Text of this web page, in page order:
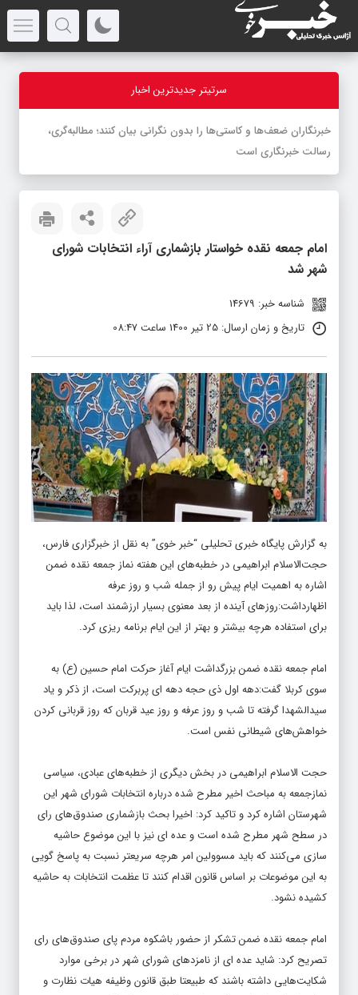
سرتیتر جدیدترین اخبار
-
امام جمعه نقده خواستار بازشماری آراء انتخابات شورای
شهر شد
تاریخ و زمان ارسال: 25 تیر 1400 ساعت 08:47
به گزارش پایگاه خبری تحلیلی “خبر خوی” به نقل از خبرگزاری فارس،
حجت‌الاسلام ابراهیمی در خطبه‌های این هفته نماز جمعه نقده ضمن
اشاره به اهمیت ایام پیش رو از جمله شب و روز عرفه
اظهارداشت:روزهای آینده از بعد معنوی بسیار ارزشمند است، لذا باید
برای استفاده هرچه بیشتر و بهتر از این ایام برنامه ریزی کرد.
سوی کربلا گفت:دهه اول ذی حجه دهه ای پربرکت است، از ذکر و یاد
سیدالشهدا گرفته تا شب و روز عرفه و روز عید قربان که روز قربانی کردن
خواهش‌های شیطانی نفس است.
نمازجمعه به مباحث اخیر مطرح شده درباره انتخابات شورای شهر این
شهرستان اشاره کرد و تاکید کرد: اخیرا بحث بازشماری صندوق‌های رای
در سطح شهر مطرح شده است و عده ای نیز با این موضوع حاشیه
سازی می‌کنند که باید مسوولین امر هرچه سریعتر نسبت به پاسخ گویی
به این موضوعات بر اساس قانون اقدام کنند تا عظمت انتخابات به حاشیه
کشیده نشود.
تصریح کرد: شاید عده ای از نامزد‌های شورای شهر در برخی موارد
شکایت‌هایی داشته باشند که طبیعتا طبق قانون وظیفه هیات نظارت و
هیات اجرایی این است که بر این موضوع رسیدگی کنند.